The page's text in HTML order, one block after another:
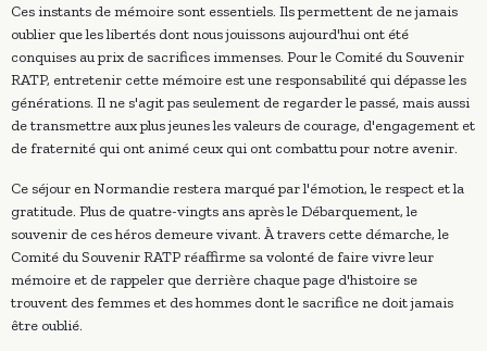
Ces instants de mémoire sont essentiels. Ils permettent de ne jamais
oublier que les libertés dont nous jouissons aujourd'hui ont été
conquises au prix de sacrifices immenses. Pour le Comité du Souvenir
RATP, entretenir cette mémoire est une responsabilité qui dépasse les
générations. Il ne s'agit pas seulement de regarder le passé, mais aussi
de transmettre aux plus jeunes les valeurs de courage, d'engagement et
de fraternité qui ont animé ceux qui ont combattu pour notre avenir.
Ce séjour en Normandie restera marqué par l'émotion, le respect et la
gratitude. Plus de quatre-vingts ans après le Débarquement, le
souvenir de ces héros demeure vivant. À travers cette démarche, le
Comité du Souvenir RATP réaffirme sa volonté de faire vivre leur
mémoire et de rappeler que derrière chaque page d'histoire se
trouvent des femmes et des hommes dont le sacrifice ne doit jamais
être oublié.